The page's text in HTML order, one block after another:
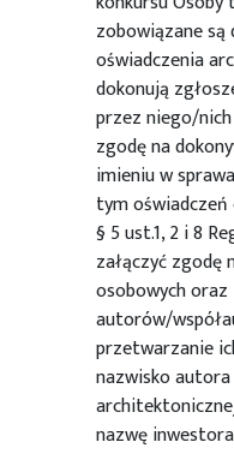
zobowiązane
oświadczenia
dokonują
przez niego/
zgodę na
imieniu w
tym
§ 5 ust.1, 2 i 8
załączyć zgodę
osobowych
autorów/
przetwarzanie
nazwisko
nazwę